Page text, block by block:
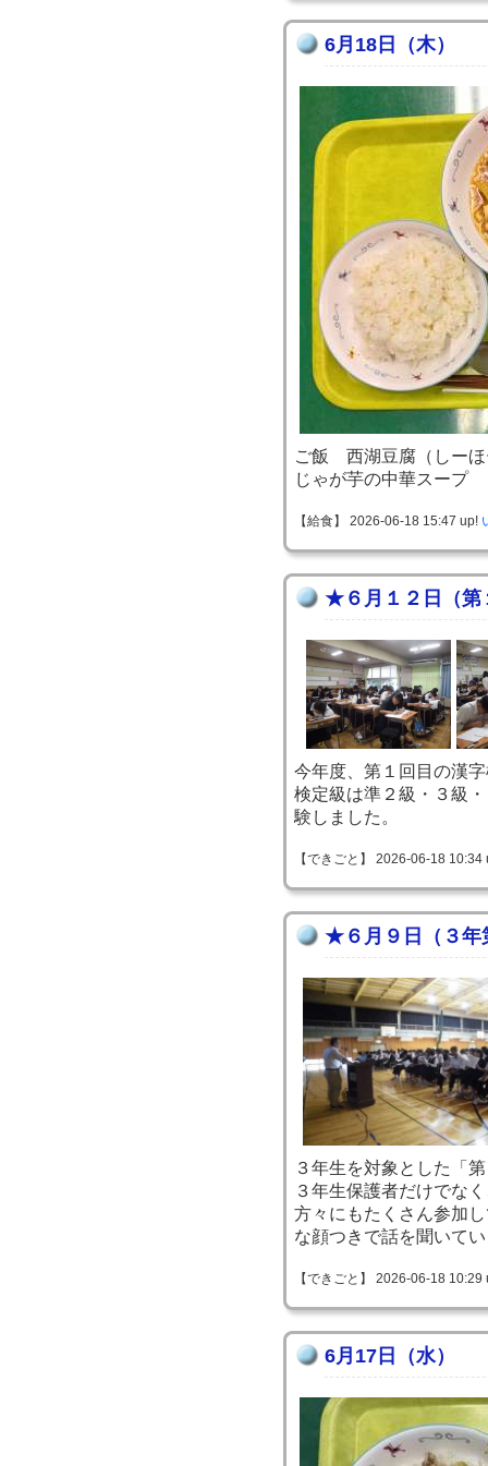
6月18日（木）
ご飯 西湖豆腐（しーほ
じゃが芋の中華スープ
【給食】 2026-06-18 15:47 up!
★６月１２日（第
今年度、第１回目の漢
検定級は準２級・３級
験しました。
【できごと】 2026-06-18
★６月９日（３年
３年生を対象とした「
３年生保護者だけでな
方々にもたくさん参加
な顔つきで話を聞いて
【できごと】 2026-06-18
6月17日（水）